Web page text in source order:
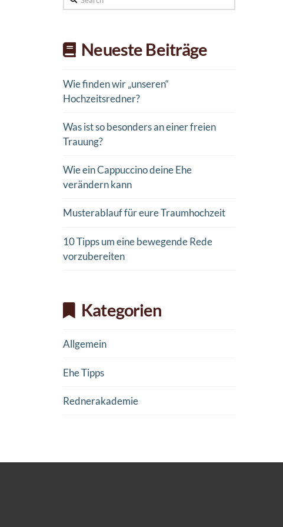
Neueste Beiträge
Wie finden wir „unseren“
Hochzeitsredner?
Was ist so besonders an einer freien
Trauung?
Wie ein Cappuccino deine Ehe
verändern kann
Musterablauf für eure Traumhochzeit
10 Tipps um eine bewegende Rede
vorzubereiten
Kategorien
Allgemein
Ehe Tipps
Rednerakademie